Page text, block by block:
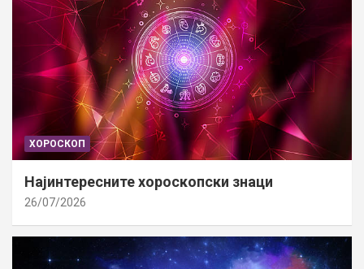
ХОРОСКОП
Најинтересните хороскопски знаци
26/07/2026